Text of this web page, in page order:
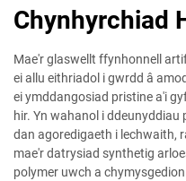
Chynhyrchiad
Mae'r glaswellt ffynhonnell
ei allu eithriadol i gwrdd â
ei ymddangosiad pristine a'i
hir. Yn wahanol i
dan agoredigaeth i lechwaith,
mae'r datrysiad synthetig
polymer uwch a